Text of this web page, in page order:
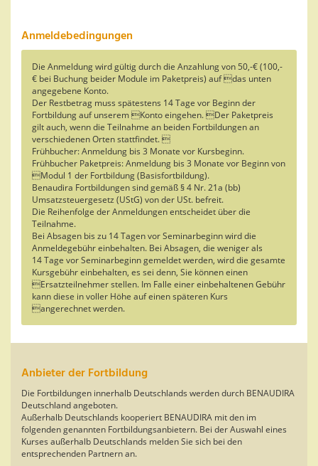
Anmeldebedingungen
Die Anmeldung wird gültig durch die Anzahlung von 50,-€ (100,-
€ bei Buchung beider Module im Paketpreis) auf das unten
angegebene Konto.
Der Restbetrag muss spätestens 14 Tage vor Beginn der
Fortbildung auf unserem Konto eingehen. Der Paketpreis
gilt auch, wenn die Teilnahme an beiden Fortbildungen an
verschiedenen Orten stattfindet. 
Frühbucher: Anmeldung bis 3 Monate vor Kursbeginn.
Frühbucher Paketpreis: Anmeldung bis 3 Monate vor Beginn von
Modul 1 der Fortbildung (Basisfortbildung).
Benaudira Fortbildungen sind gemäß § 4 Nr. 21a (bb)
Umsatzsteuergesetz (UStG) von der USt. befreit.
Die Reihenfolge der Anmeldungen entscheidet über die
Teilnahme.
Bei Absagen bis zu 14 Tagen vor Seminarbeginn wird die
Anmeldegebühr einbehalten. Bei Absagen, die weniger als
14 Tage vor Seminarbeginn gemeldet werden, wird die gesamte
Kursgebühr einbehalten, es sei denn, Sie können einen
Ersatzteilnehmer stellen. Im Falle einer einbehaltenen Gebühr
kann diese in voller Höhe auf einen späteren Kurs
angerechnet werden.
Anbieter der Fortbildung
Die Fortbildungen innerhalb Deutschlands werden durch BENAUDIRA
Deutschland angeboten.
Außerhalb Deutschlands kooperiert BENAUDIRA mit den im
folgenden genannten Fortbildungsanbietern. Bei der Auswahl eines
Kurses außerhalb Deutschlands melden Sie sich bei den
entsprechenden Partnern an.